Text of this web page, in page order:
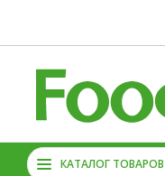
КАТАЛОГ ТОВАРОВ